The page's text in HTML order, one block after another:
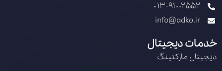
013-91002552
info@adko.ir
خدمات دیجیتال
دیجیتال مارکتینگ